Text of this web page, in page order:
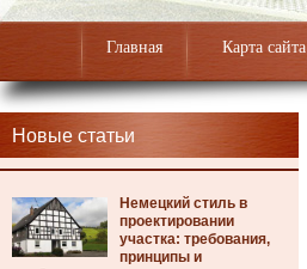
Главная Карта сайта
Новые статьи
Немецкий стиль в
проектировании
участка: требования,
принципы и